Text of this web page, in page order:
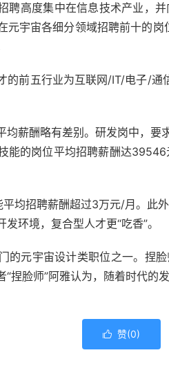
聘高度集中在信息技术产业，
元宇宙各细分领域招聘前十的
的前五行业为互联网/IT/电子/通
均薪酬略有差别。研发岗中，要
能的岗位平均招聘薪酬达
均招聘薪酬超过3万元/月。此
环境，复合型人才更“吃香”。
的元宇宙设计类职位之一。捏
“捏脸师”阿雅认为，随着时代的
 赞(0)